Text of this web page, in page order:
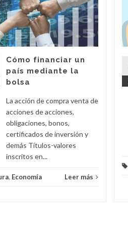
Cómo financiar un
país mediante la
bolsa
La acción de compra venta de
acciones de acciones,
obligaciones, bonos,
certificados de inversión y
demás Títulos-valores
inscritos en...
, Economía Leer más